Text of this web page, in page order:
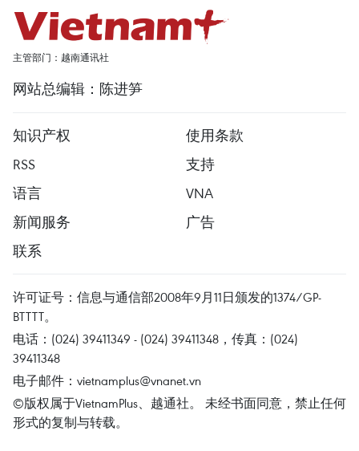
主管部门：越南通讯社
网站总编辑：陈进笋
知识产权
使用条款
RSS
支持
语言
VNA
新闻服务
广告
联系
许可证号：信息与通信部2008年9月11日颁发的1374/GP-
BTTTT。
电话：(024) 39411349 - (024) 39411348，传真：(024)
39411348
电子邮件： vietnamplus@vnanet.vn
©版权属于VietnamPlus、越通社。 未经书面同意，禁止任何
形式的复制与转载。